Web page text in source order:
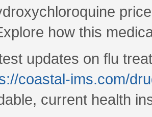
how this
updates on flu
coastal-ims.com/
current health